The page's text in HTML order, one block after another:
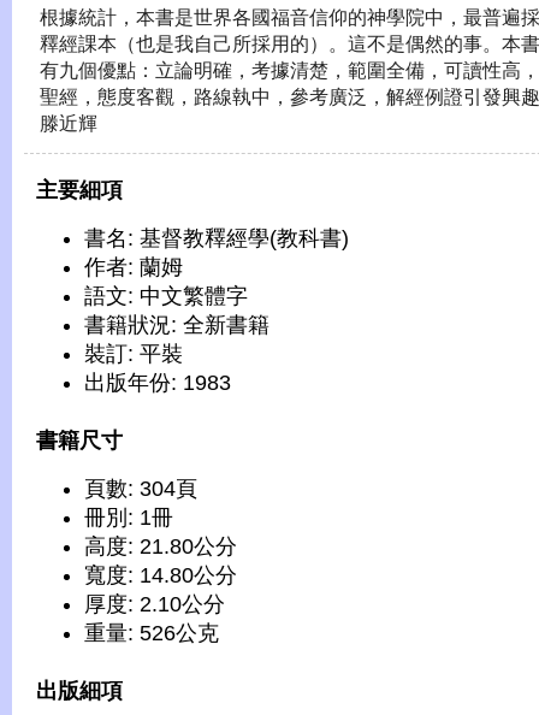
根據統計，本書是世界各國福音信仰的神學院中，最普遍
釋經課本（也是我自己所採用的）。這不是偶然的事。本
有九個優點：立論明確，考據清楚，範圍全備，可讀性高
聖經，態度客觀，路線執中，參考廣泛，解經例證引發興
滕近輝
主要細項
書名: 基督教釋經學(教科書)
作者: 蘭姆
語文: 中文繁體字
書籍狀況: 全新書籍
裝訂: 平裝
出版年份: 1983
書籍尺寸
頁數: 304頁
冊別: 1冊
高度: 21.80公分
寬度: 14.80公分
厚度: 2.10公分
重量: 526公克
出版細項